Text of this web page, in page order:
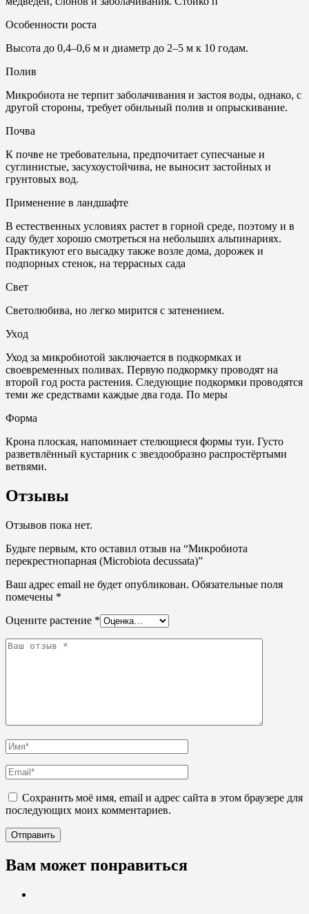
Особенности роста
Высота до 0,4–0,6 м и диаметр до 2–5 м к 10 годам.
Полив
Микробиота не терпит заболачивания и застоя воды, однако, с
другой стороны, требует обильный полив и опрыскивание.
Почвa
К почве не требовательна, предпочитает супесчаные и
суглинистые, засухоустойчива, не выносит застойных и
грунтовых вод.
Применение в ландшафте
В естественных условиях растет в горной среде, поэтому и в
саду будет хорошо смотреться на небольших альпинариях.
Практикуют его высадку также возле дома, дорожек и
подпорных стенок, на террасных сада
Свет
Светолюбива, но легко мирится с затенением.
Ухoд
Уход за микробиотой заключается в подкормках и
своевременных поливах. Первую подкормку проводят на
второй год роста растения. Следующие подкормки проводятся
теми же средствами каждые два года. По меры
Форма
Крона плоская, напоминает стелющиеся формы туи. Густо
разветвлённый кустарник с звездообразно распростёртыми
ветвями.
Отзывы
Отзывов пока нет.
Будьте первым, кто оставил отзыв на “Микробиота
перекрестнопарная (Microbiota decussata)”
Ваш адрес email не будет опубликован. Обязательные поля
помечены *
Оцените растение *
Сохранить моё имя, email и адрес сайта в этом браузере для
последующих моих комментариев.
Вам может понравиться